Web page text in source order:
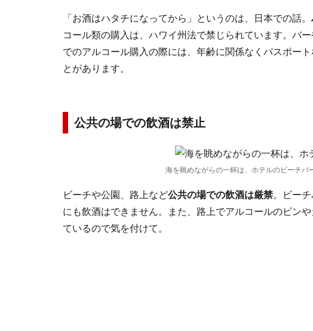
「お酒はハタチになってから」というのは、日本での話。
コール類の購入は、ハワイ州法で禁じられています。バ
でのアルコール購入の際には、年齢に関係なくパスポー
とがあります。
公共の場での飲酒は禁止
海を眺めながらの一杯は、ホテルのビーチバ
ビーチや公園、路上など公共の場での飲酒は厳禁。ビー
にも飲酒はできません。また、路上でアルコールのビン
ているので気を付けて。